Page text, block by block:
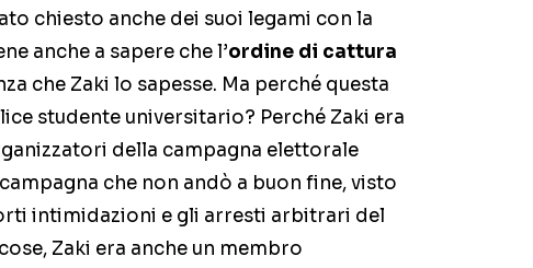
chiesto anche dei suoi legami con la
anche a sapere che l’ordine di cattura
che Zaki lo sapesse. Ma perché questa
studente universitario? Perché Zaki era
della campagna elettorale
che non andò a buon fine, visto
intimidazioni e gli arresti arbitrari del
Zaki era anche un membro